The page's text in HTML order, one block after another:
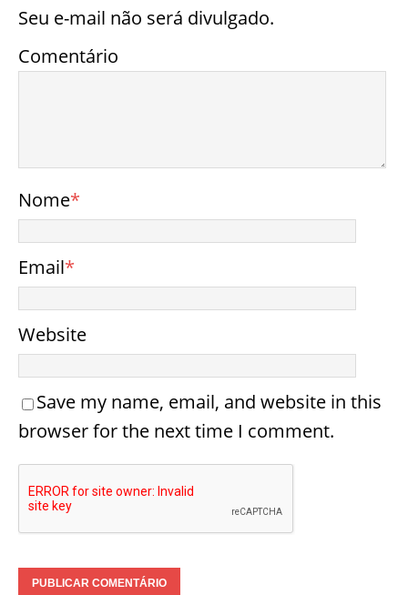
Seu e-mail não será divulgado.
Comentário
Nome*
Email*
Website
Save my name, email, and website in this
browser for the next time I comment.